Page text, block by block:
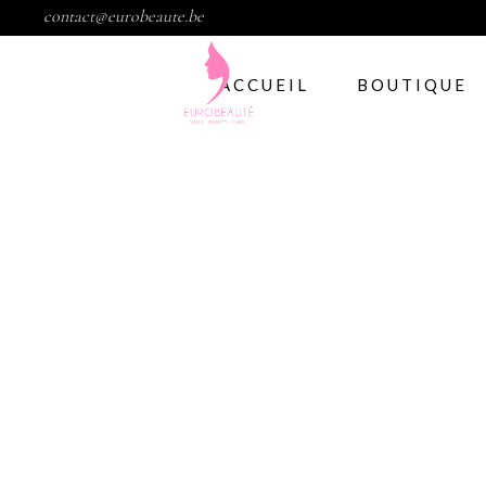
contact@eurobeaute.be
ACCUEIL BOUTIQUE